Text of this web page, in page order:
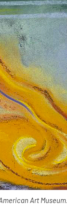
Art Museum.